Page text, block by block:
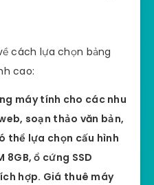
cách lựa chọn bảng
cao:
máy tính cho các nhu
soạn thảo văn bản,
thể lựa chọn cấu hình
8GB, ổ cứng SSD
hợp. Giá thuê máy